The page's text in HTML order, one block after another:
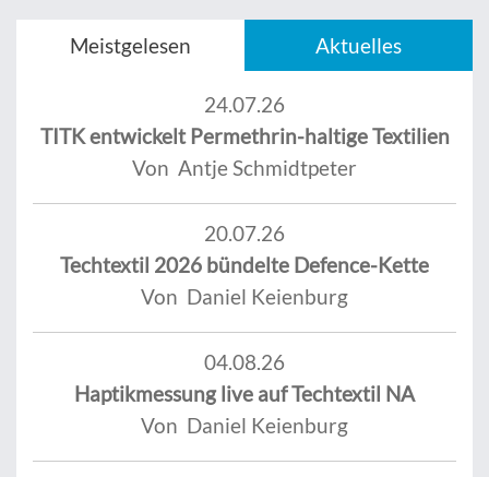
Meistgelesen Aktuelles
24.07.26
TITK entwickelt Permethrin-haltige Textilien
Von Antje Schmidtpeter
20.07.26
Techtextil 2026 bündelte Defence-Kette
Von Daniel Keienburg
04.08.26
Haptikmessung live auf Techtextil NA
Von Daniel Keienburg